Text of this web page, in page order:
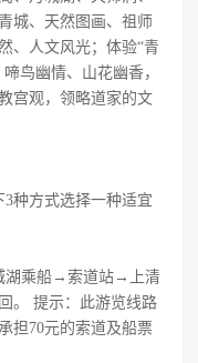
城、天然图画、祖师
、人文风光；体验“青
鸟幽情、山花幽香，
宫观，领略道家的文
种方式选择一种适宜
湖乘船→索道站→上清
提示：此游览线路
担70元的索道及船票